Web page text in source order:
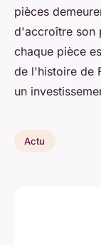
pièces
d'accroître son
chaque pièce
de l'histoire de
un
Actu